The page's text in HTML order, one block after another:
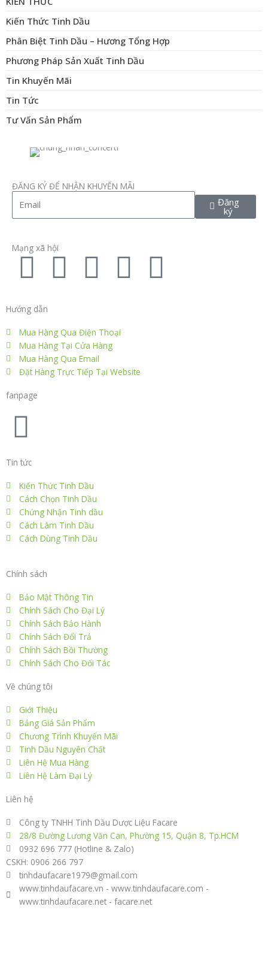
Kiến Thức Tinh Dầu
Phân Biệt Tinh Dầu – Hương Tổng Hợp
Phương Pháp Sản Xuất Tinh Dầu
Tin Khuyến Mãi
Tin Tức
Tư Vấn Sản Phẩm
ĐĂNG KÝ ĐỂ NHẬN KHUYẾN MÃI
Đăng
ký
Mạng xã hội
F
a
c
e
b
o
o
k
T
i
t
t
L
n
k
e
n
I
t
a
P
Hướng dẫn
Mua Hàng Qua Điện Thoại
Mua Hàng Tại Cửa Hàng
Mua Hàng Qua Email
Đặt Hàng Trực Tiếp Tại Website
fanpage
F
a
c
e
b
o
o
k
Tin tức
Kiến Thức Tinh Dầu
Cách Chọn Tinh Dầu
Chứng Nhận Tinh dầu
Cách Làm Tinh Dầu
Cách Dùng Tinh Dầu
Chính sách
Bảo Mật Thông Tin
Chính Sách Cho Đại Lý
Chính Sách Bảo Hành
Chính Sách Đổi Trả
Chính Sách Bồi Thường
Chính Sách Cho Đối Tác
Về chúng tôi
Giới Thiệu
Bảng Giá Sản Phẩm
Chương Trình Khuyến Mãi
Tinh Dầu Nguyên Chất
Liên Hệ Mua Hàng
Liên Hệ Làm Đại Lý
Liên hệ
Công ty TNHH Tinh Dầu Dược Liệu Facare
28/8 Đường Lương Văn Can, Phường 15, Quận 8, Tp.HCM
0932 696 777 (Hotline & Zalo)
CSKH: 0906 266 797
tinhdaufacare1979@gmail.com
www.tinhdaufacare.vn - www.tinhdaufacare.com -
www.tinhdaufacare.net - facare.net